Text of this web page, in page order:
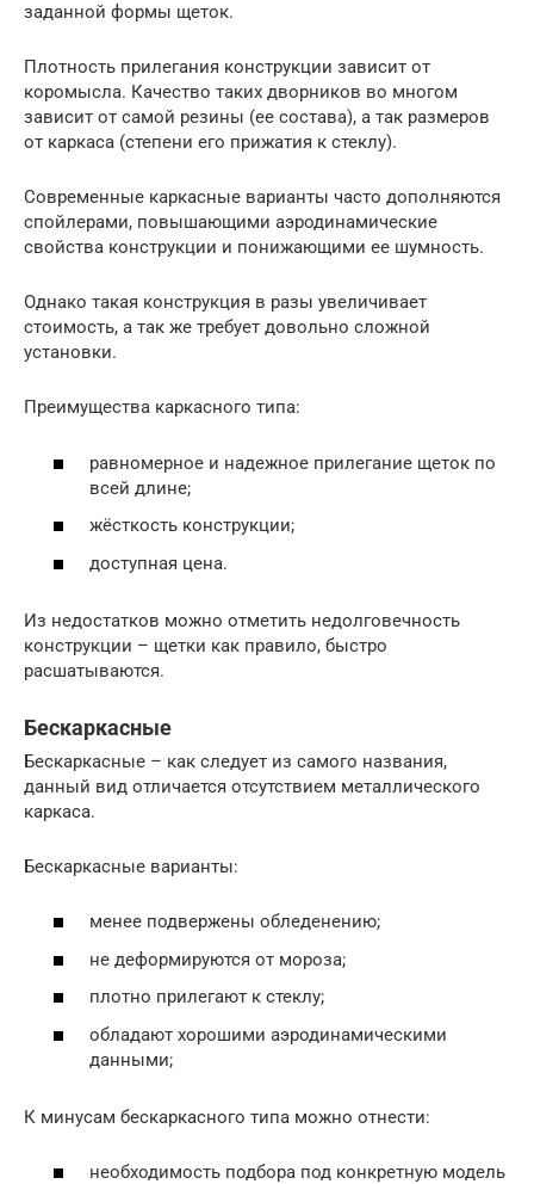
заданной формы щеток.
Плотность прилегания конструкции зависит от
коромысла. Качество таких дворников во многом
зависит от самой резины (ее состава), а так размеров
от каркаса (степени его прижатия к стеклу).
Современные каркасные варианты часто дополняются
спойлерами, повышающими аэродинамические
свойства конструкции и понижающими ее шумность.
Однако такая конструкция в разы увеличивает
стоимость, а так же требует довольно сложной
установки.
Преимущества каркасного типа:
равномерное и надежное прилегание щеток по
всей длине;
жёсткость конструкции;
доступная цена.
Из недостатков можно отметить недолговечность
конструкции – щетки как правило, быстро
расшатываются.
Бескаркасные
Бескаркасные – как следует из самого названия,
данный вид отличается отсутствием металлического
каркаса.
Бескаркасные варианты:
менее подвержены обледенению;
не деформируются от мороза;
плотно прилегают к стеклу;
обладают хорошими аэродинамическими
данными;
К минусам бескаркасного типа можно отнести:
необходимость подбора под конкретную модель